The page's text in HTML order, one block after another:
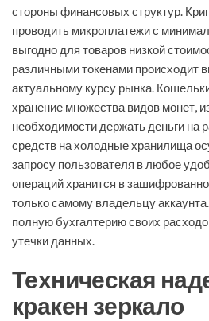
стороны финансовых структур.
проводить микроплатежи с
выгодно для товаров низкой
различными токенами происходит
актуальному курсу рынка.
хранение множества видов монет,
необходимости держать деньги на
средств на холодные хранилища
запросу пользователя в любое
операций хранится в
только самому владельцу
полную бухгалтерию своих
утечки данных.
Техническая
кракен зеркало